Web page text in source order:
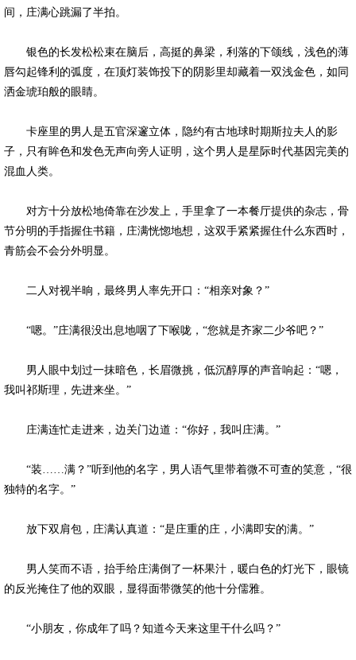
间，庄满心跳漏了半拍。
银色的长发松松束在脑后，高挺的鼻梁，利落的下颌线，浅色的薄
唇勾起锋利的弧度，在顶灯装饰投下的阴影里却藏着一双浅金色，如同
洒金琥珀般的眼睛。
卡座里的男人是五官深邃立体，隐约有古地球时期斯拉夫人的影
子，只有眸色和发色无声向旁人证明，这个男人是星际时代基因完美的
混血人类。
对方十分放松地倚靠在沙发上，手里拿了一本餐厅提供的杂志，骨
节分明的手指握住书籍，庄满恍惚地想，这双手紧紧握住什么东西时，
青筋会不会分外明显。
二人对视半晌，最终男人率先开口：“相亲对象？”
“嗯。”庄满很没出息地咽了下喉咙，“您就是齐家二少爷吧？”
男人眼中划过一抹暗色，长眉微挑，低沉醇厚的声音响起：“嗯，
我叫祁斯理，先进来坐。”
庄满连忙走进来，边关门边道：“你好，我叫庄满。”
“装……满？”听到他的名字，男人语气里带着微不可查的笑意，“很
独特的名字。”
放下双肩包，庄满认真道：“是庄重的庄，小满即安的满。”
男人笑而不语，抬手给庄满倒了一杯果汁，暖白色的灯光下，眼镜
的反光掩住了他的双眼，显得面带微笑的他十分儒雅。
“小朋友，你成年了吗？知道今天来这里干什么吗？”